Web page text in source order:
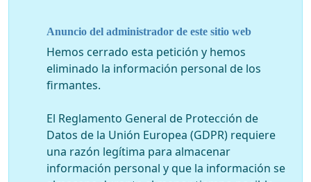
Anuncio del administrador de este sitio web
Hemos cerrado esta petición y hemos
eliminado la información personal de los
firmantes.
El Reglamento General de Protección de
Datos de la Unión Europea (GDPR) requiere
una razón legítima para almacenar
información personal y que la información se